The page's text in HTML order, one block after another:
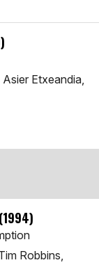
Etxeandia,
Robbins,